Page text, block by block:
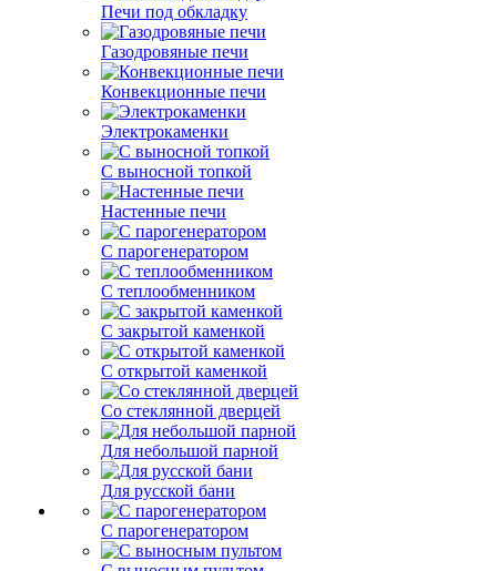
Печи под обкладку
Газодровяные печи
Конвекционные печи
Электрокаменки
С выносной топкой
Настенные печи
С парогенератором
С теплообменником
С закрытой каменкой
С открытой каменкой
Со стеклянной дверцей
Для небольшой парной
Для русской бани
С парогенератором